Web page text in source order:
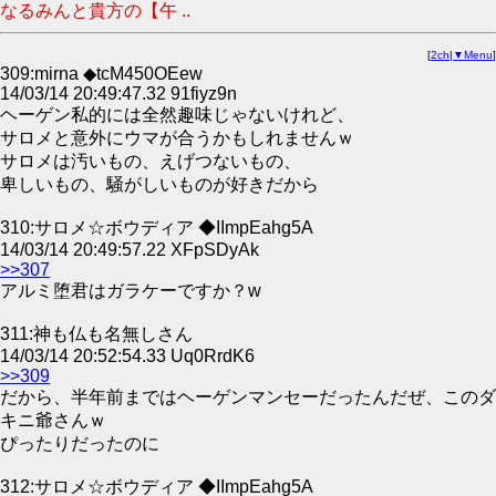
なるみんと貴方の【午 ..
[2ch| ▼Menu]
309:mirna ◆tcM450OEew
14/03/14 20:49:47.32 91fiyz9n
ヘーゲン私的には全然趣味じゃないけれど、
サロメと意外にウマが合うかもしれませんｗ
サロメは汚いもの、えげつないもの、
卑しいもの、騒がしいものが好きだから
310:サロメ☆ボウディア ◆IImpEahg5A
14/03/14 20:49:57.22 XFpSDyAk
>>307
アルミ堕君はガラケーですか？w
311:神も仏も名無しさん
14/03/14 20:52:54.33 Uq0RrdK6
>>309
だから、半年前まではヘーゲンマンセーだったんだぜ、このダ
キニ爺さんｗ
ぴったりだったのに
312:サロメ☆ボウディア ◆IImpEahg5A